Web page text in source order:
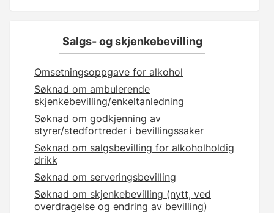
Salgs- og skjenkebevilling
Omsetningsoppgave for alkohol
Søknad om ambulerende
skjenkebevilling/enkeltanledning
Søknad om godkjenning av
styrer/stedfortreder i bevillingssaker
Søknad om salgsbevilling for alkoholholdig
drikk
Søknad om serveringsbevilling
Søknad om skjenkebevilling (nytt, ved
overdragelse og endring av bevilling)